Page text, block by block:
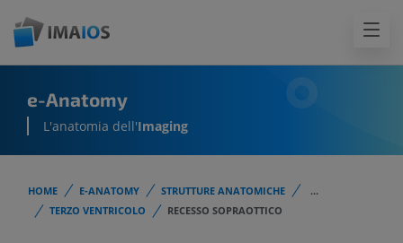
e-Anatomy
L'anatomia dell'Imaging
HOME E-ANATOMY STRUTTURE ANATOMICHE
...
TERZO VENTRICOLO
RECESSO SOPRAOTTICO